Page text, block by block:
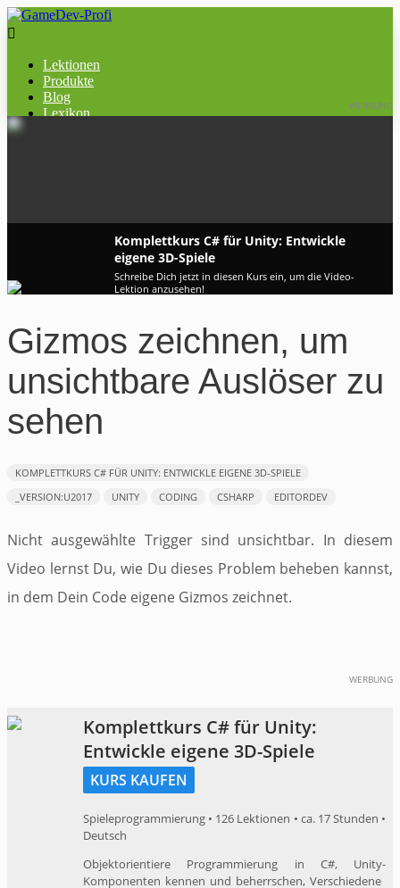

Lektionen
Produkte
Blog
Lexikon
WERBUNG
Komplettkurs ​C# für Unity: ​Entwickle
eigene 3D-Spiele
Schreibe Dich jetzt in diesen Kurs ein, um die Video-
Lektion anzusehen!
Gizmos zeichnen, um
unsichtbare Auslöser zu
sehen
KOMPLETTKURS ​C# FÜR UNITY: ​ENTWICKLE EIGENE 3D-SPIELE
_VERSION:U2017
UNITY CODING CSHARP EDITORDEV
Nicht ausgewählte Trigger sind unsichtbar. In diesem
Video lernst Du, wie Du dieses Problem beheben kannst,
in dem Dein Code eigene Gizmos zeichnet.
WERBUNG
Komplettkurs ​C# für Unity: ​
Entwickle eigene 3D-Spiele
KURS KAUFEN
Spieleprogrammierung • 126 Lektionen • ca. 17 Stunden •
Deutsch
Objektorientiere Programmierung in C#, ​Unity-
Komponenten kennen und ​beherrschen, ​Verschiedene ​